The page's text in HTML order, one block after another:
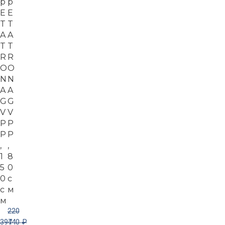
E
T
A
T
R
O
N
A
G
V
P
P
,
1
5
0
с
м
397
E
T
A
T
R
O
N
A
G
V
P
P
,
8
0
с
м
220
440₽